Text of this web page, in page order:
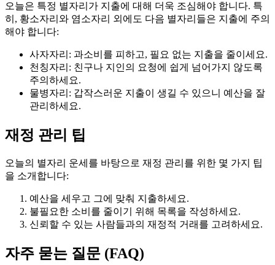
오늘은 특정 별자리가 지출에 대해 더욱 조심해야 합니다. 특
히, 황소자리와 염소자리 외에도 다음 별자리들은 지출에 주의
해야 합니다:
사자자리: 과소비를 피하고, 필요 없는 지출을 줄이세요.
천칭자리: 친구나 지인의 요청에 쉽게 넘어가지 않도록
주의하세요.
물병자리: 갑작스러운 지출이 생길 수 있으니 예산을 잘
관리하세요.
재정 관리 팁
오늘의 별자리 운세를 바탕으로 재정 관리를 위한 몇 가지 팁
을 소개합니다:
예산을 세우고 그에 맞춰 지출하세요.
불필요한 소비를 줄이기 위해 목록을 작성하세요.
신뢰할 수 있는 사람들과의 재정적 거래를 고려하세요.
자주 묻는 질문 (FAQ)